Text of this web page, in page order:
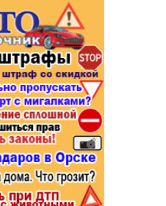
Телекоммуникации и связь
Торговля
Бизнес и финансы
Юристы, Экспертиза, Страхование